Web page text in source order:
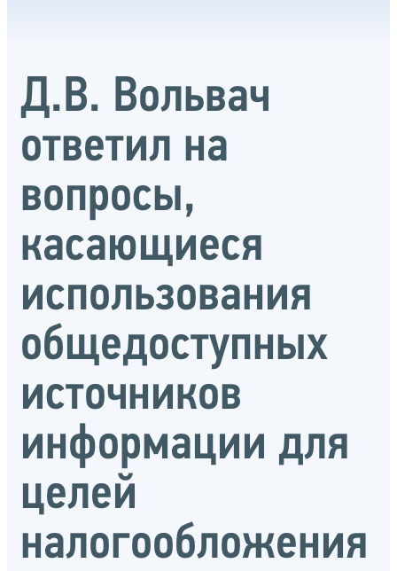
Д.В. Вольвач
ответил на
вопросы,
касающиеся
использования
общедоступных
источников
информации для
целей
налогообложения